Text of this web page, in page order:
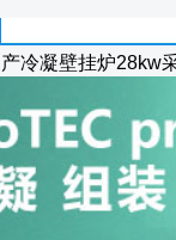
冷凝壁挂炉28kw